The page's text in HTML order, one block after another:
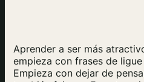
Aprender a ser más
empieza con frases de
Empieza con dejar de